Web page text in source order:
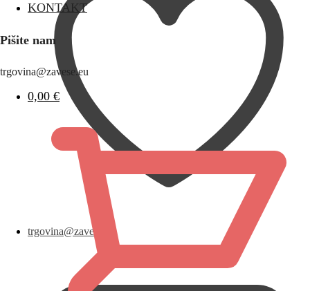
trgovina@zavese.eu
KONTAKT
Pišite nam
trgovina@zavese.eu
0,00 €